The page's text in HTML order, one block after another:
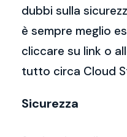
dubbi sulla
è sempre meglio
cliccare su link o
tutto circa Cloud
Sicurezza